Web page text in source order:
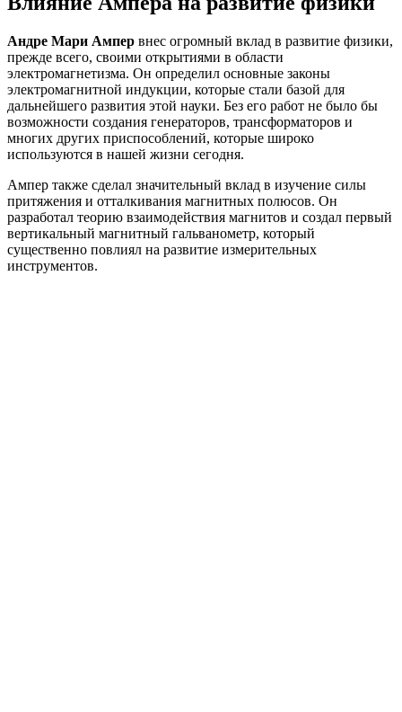
Андре Мари Ампер внес огромный вклад в развитие физики,
прежде всего, своими открытиями в области
электромагнетизма. Он определил основные законы
электромагнитной индукции, которые стали базой для
дальнейшего развития этой науки. Без его работ не было бы
возможности создания генераторов, трансформаторов и
многих других приспособлений, которые широко
используются в нашей жизни сегодня.
Ампер также сделал значительный вклад в изучение силы
притяжения и отталкивания магнитных полюсов. Он
разработал теорию взаимодействия магнитов и создал первый
вертикальный магнитный гальванометр, который
существенно повлиял на развитие измерительных
инструментов.